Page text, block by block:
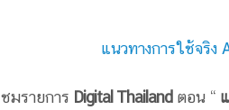
แนวทางการใช้จริ
ชมรายการ Digital Thailandตอน “